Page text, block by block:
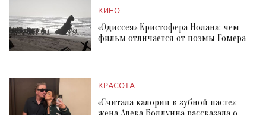
КИНО
«Одиссея» Кристофера Нолана: чем
фильм отличается от поэмы Гомера
КРАСОТА
«Считала калории в зубной пасте»: